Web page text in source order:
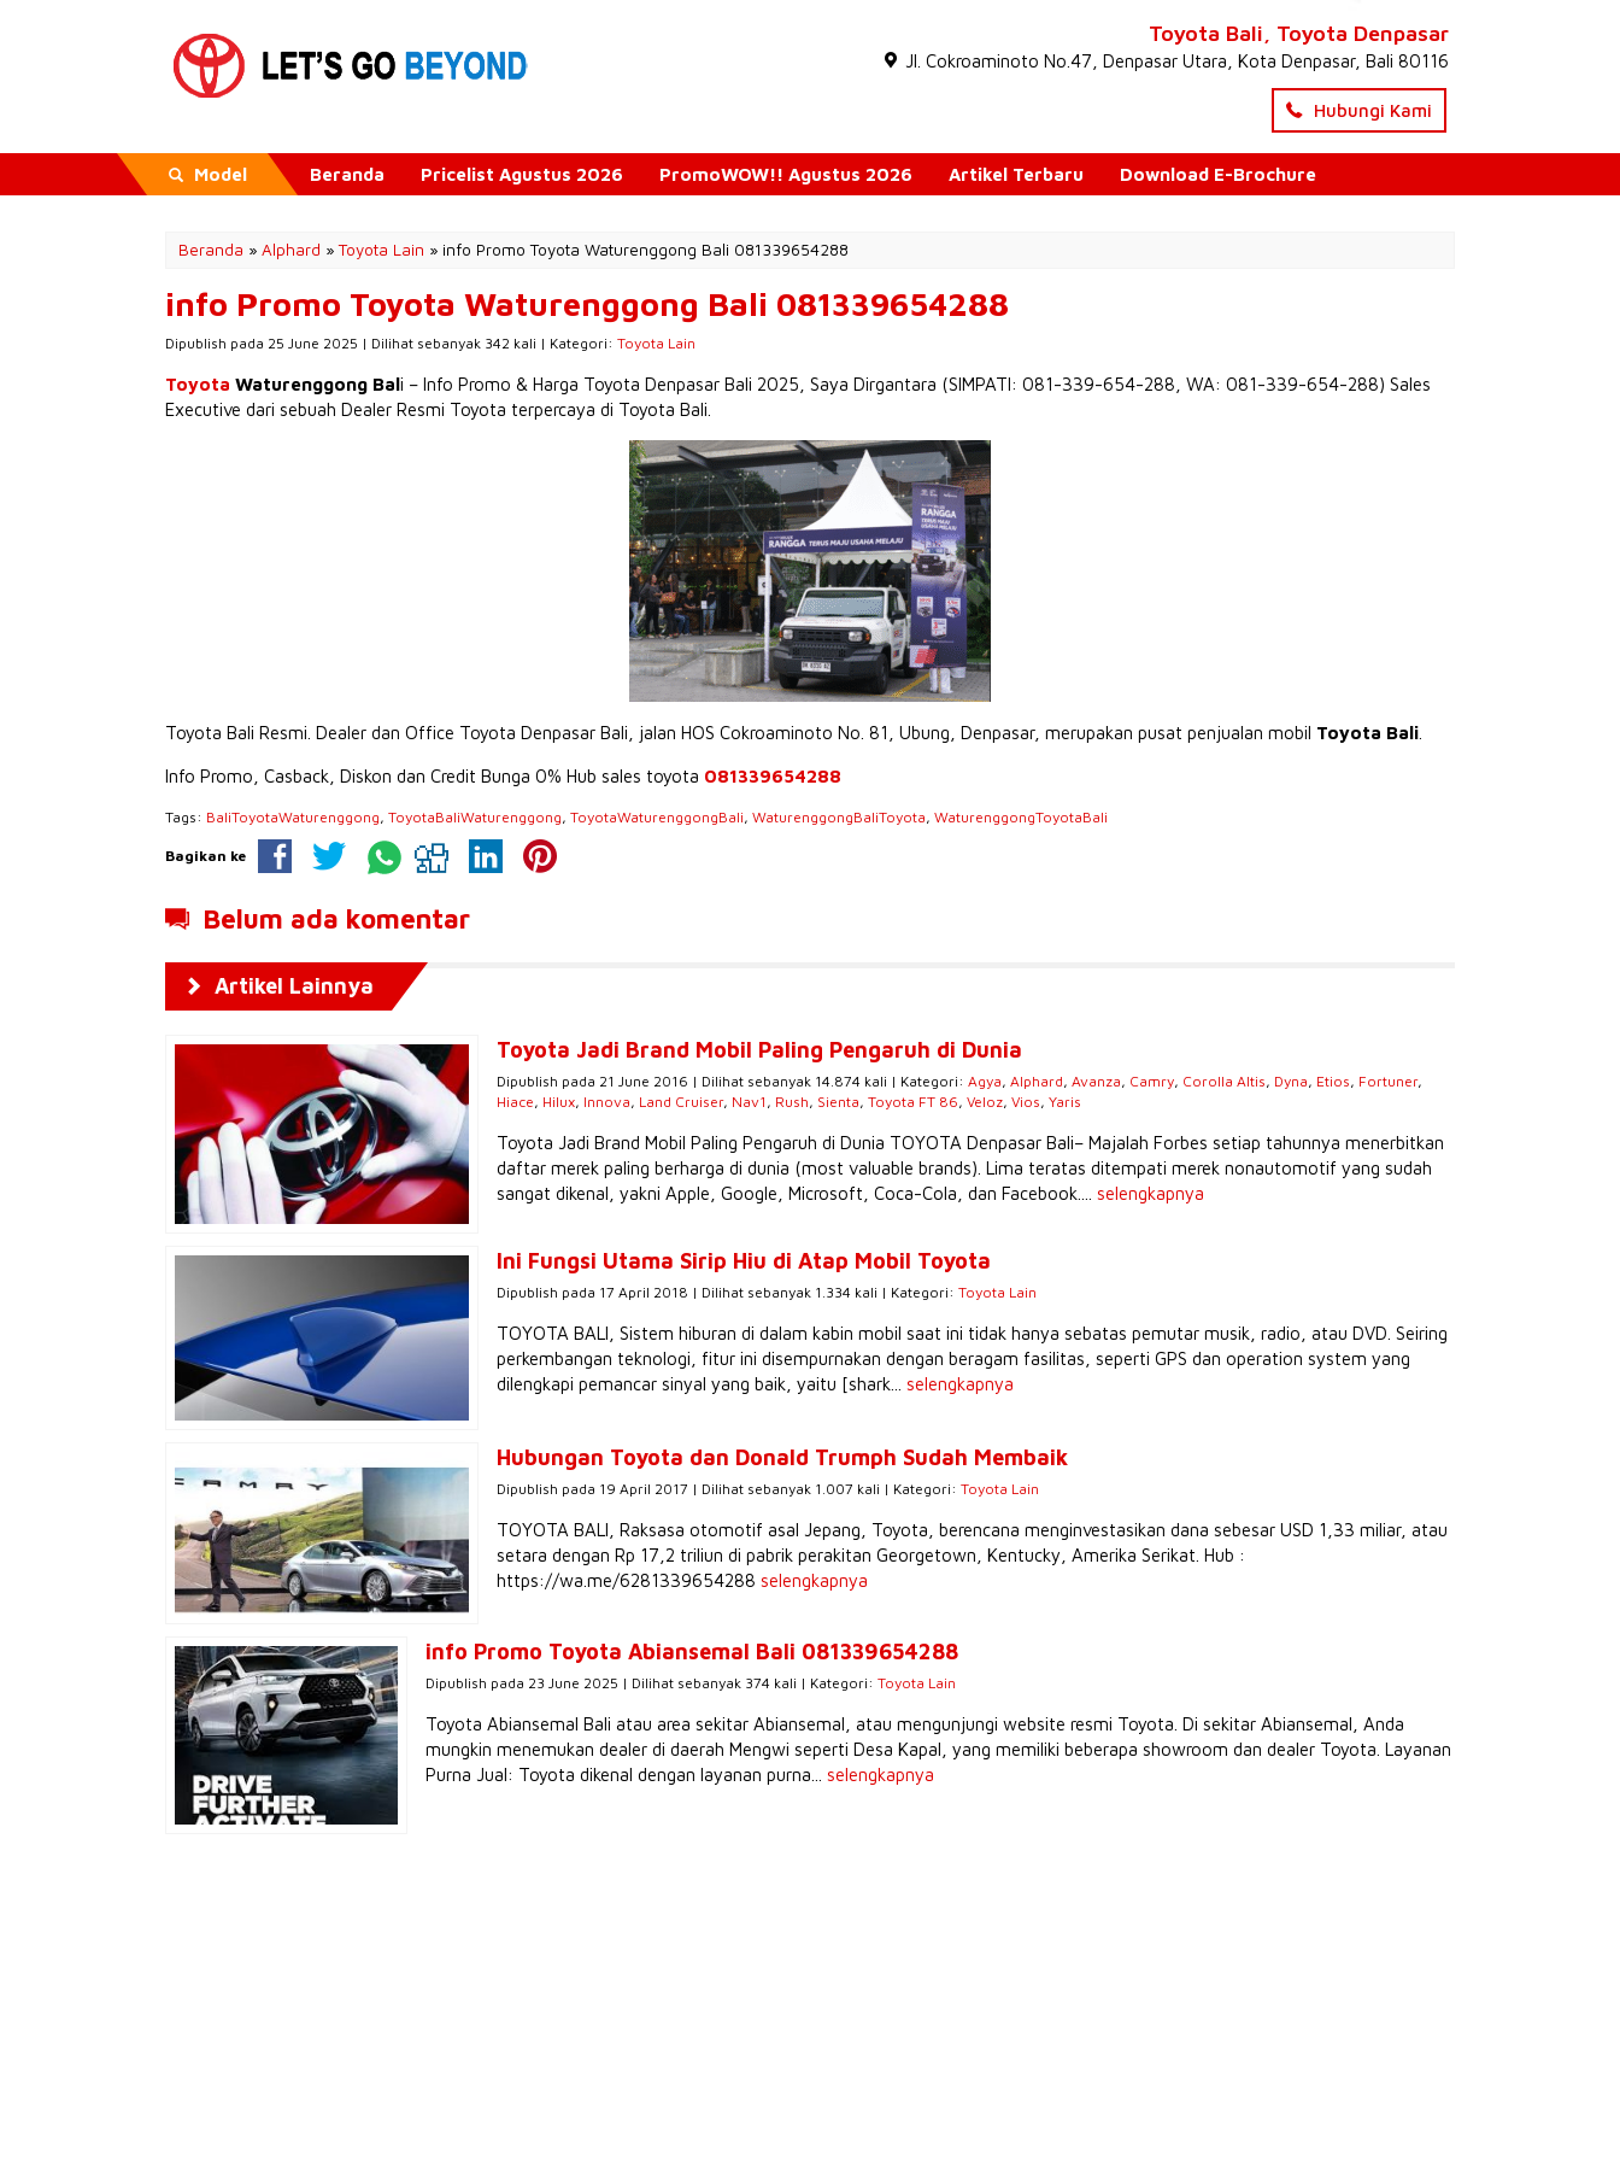
Toyota Bali, Toyota Denpasar
Jl. Cokroaminoto No.47, Denpasar Utara, Kota Denpasar, Bali 80116
Hubungi Kami
Model Beranda Pricelist Agustus 2026 PromoWOW!! Agustus 2026 Artikel Terbaru Download E-Brochure
Beranda » Alphard »Toyota Lain » info Promo Toyota Waturenggong Bali 081339654288
info Promo Toyota Waturenggong Bali 081339654288
Dipublish pada 25 June 2025 | Dilihat sebanyak 342 kali | Kategori: Toyota Lain
Toyota Waturenggong Bali – Info Promo & Harga Toyota Denpasar Bali 2025, Saya Dirgantara (SIMPATI: 081-339-654-288, WA: 081-339-654-288) Sales
Executive dari sebuah Dealer Resmi Toyota terpercaya di Toyota Bali.
Toyota Bali Resmi. Dealer dan Office Toyota Denpasar Bali, jalan HOS Cokroaminoto No. 81, Ubung, Denpasar, merupakan pusat penjualan mobil Toyota Bali
Info Promo, Casback, Diskon dan Credit Bunga 0% Hub sales toyota 081339654288
Tags: BaliToyotaWaturenggong, ToyotaBaliWaturenggong, ToyotaWaturenggongBali, WaturenggongBaliToyota, WaturenggongToyotaBali
Bagikan ke
Belum ada komentar
Artikel Lainnya
Toyota Jadi Brand Mobil Paling Pengaruh di Dunia
Dipublish pada 21 June 2016 | Dilihat sebanyak 14.874 kali | Kategori: Agya, Alphard, Avanza, Camry, Corolla Altis, Dyna, Etios, Fortuner,
Hiace, Hilux, Innova, Land Cruiser, Nav1 , Rush, Sienta, Toyota FT 86, Veloz, Vios, Yaris
Toyota Jadi Brand Mobil Paling Pengaruh di Dunia TOYOTA Denpasar Bali– Majalah Forbes setiap tahunnya menerbitkan
daftar merek paling berharga di dunia (most valuable brands). Lima teratas ditempati merek nonautomotif yang sudah
sangat dikenal, yakni Apple, Google, Microsoft, Coca-Cola, dan Facebook.... selengkapnya
Ini Fungsi Utama Sirip Hiu di Atap Mobil Toyota
Dipublish pada 17 April 2018 | Dilihat sebanyak 1.334 kali | Kategori: Toyota Lain
TOYOTA BALI, Sistem hiburan di dalam kabin mobil saat ini tidak hanya sebatas pemutar musik, radio, atau DVD. Seiring
perkembangan teknologi, fitur ini disempurnakan dengan beragam fasilitas, seperti GPS dan operation system yang
dilengkapi pemancar sinyal yang baik, yaitu [shark... selengkapnya
Hubungan Toyota dan Donald Trumph Sudah Membaik
Dipublish pada 19 April 2017 | Dilihat sebanyak 1.007 kali | Kategori: Toyota Lain
TOYOTA BALI, Raksasa otomotif asal Jepang, Toyota, berencana menginvestasikan dana sebesar USD 1,33 miliar, atau
setara dengan Rp 17,2 triliun di pabrik perakitan Georgetown, Kentucky, Amerika Serikat. Hub :
https://wa.me/6281339654288 selengkapnya
info Promo Toyota Abiansemal Bali 081339654288
Dipublish pada 23 June 2025 | Dilihat sebanyak 374 kali | Kategori: Toyota Lain
Toyota Abiansemal Bali atau area sekitar Abiansemal, atau mengunjungi website resmi Toyota. Di sekitar Abiansemal, Anda
mungkin menemukan dealer di daerah Mengwi seperti Desa Kapal, yang memiliki beberapa showroom dan dealer Toyota. Layanan
Purna Jual: Toyota dikenal dengan layanan purna... selengkapnya